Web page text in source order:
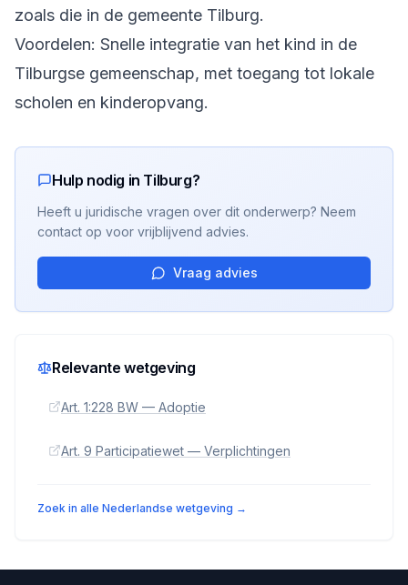
zoals die in de gemeente Tilburg.
Voordelen: Snelle integratie van het kind in de
Tilburgse gemeenschap, met toegang tot lokale
scholen en kinderopvang.
Hulp nodig in Tilburg?
Heeft u juridische vragen over dit onderwerp? Neem
contact op voor vrijblijvend advies.
Vraag advies
Relevante wetgeving
Art. 1:228 BW — Adoptie
Art. 9 Participatiewet — Verplichtingen
Zoek in alle Nederlandse wetgeving →